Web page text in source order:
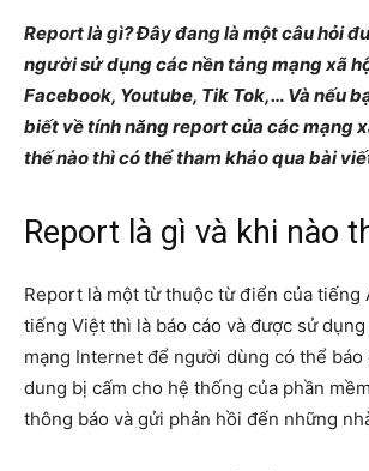
Report là gì? Đây đang là một câu hỏi
người sử dụng các nền tảng mạng xã
Facebook, Youtube, Tik Tok,… Và nếu
biết về tính năng report của các mạng
thế nào thì có thể tham khảo qua bài
Report là gì và khi nào
Report là một từ thuộc từ điển của tiếng
tiếng Việt thì là báo cáo và được sử
mạng Internet để người dùng có thể báo
dung bị cấm cho hệ thống của phần
thông báo và gửi phản hồi đến những